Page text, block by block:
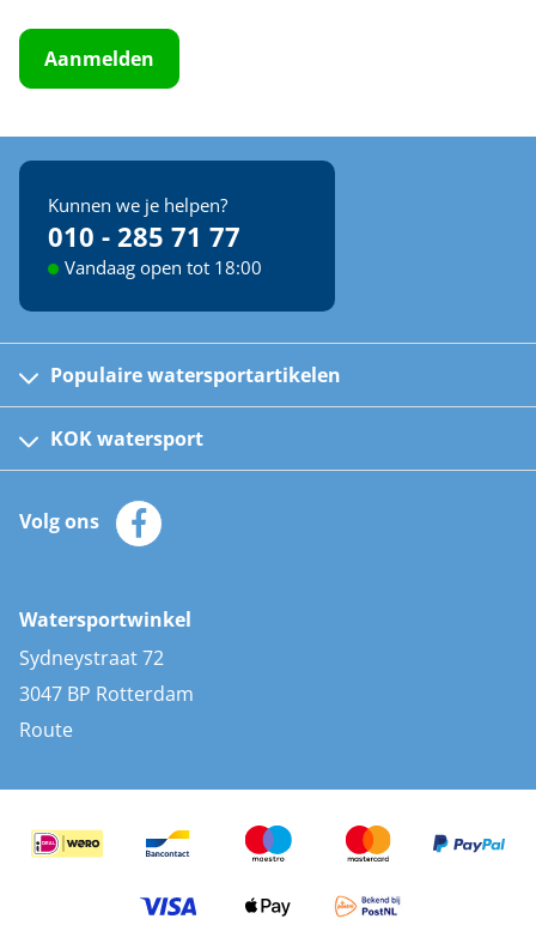
Aanmelden
Kunnen we je helpen?
010 - 285 71 77
Vandaag open tot 18:00
Populaire watersportartikelen
Kinder reddingsvesten
Automatische reddingsvesten
Zeilkleding
Zonnepanelen
AIS transponders
Stootwillen en fenders
Bootkussens
Zwemtrappen
KOK watersport
Klantenservice
Merken
Volg ons
Watersportwinkel
Sydneystraat 72
3047 BP Rotterdam
Route